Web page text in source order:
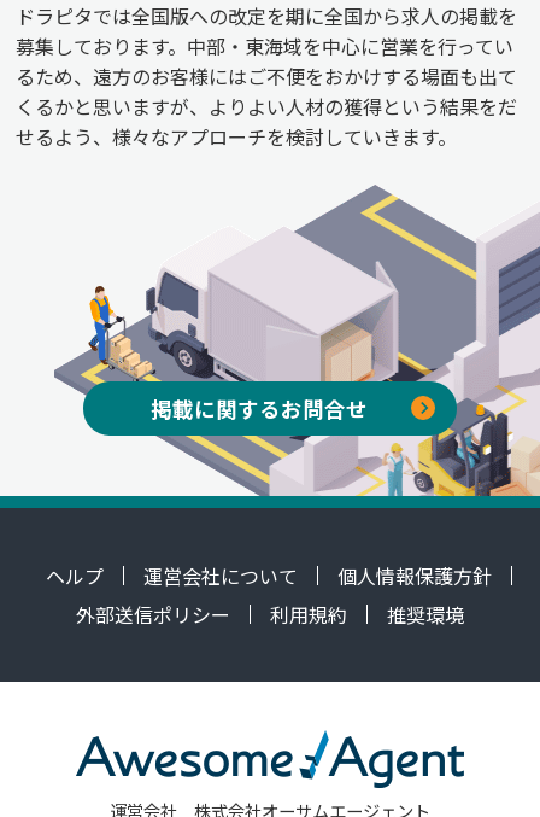
ドラピタでは全国版への改定を期に全国から求人の掲載を
募集しております。中部・東海域を中心に営業を行ってい
るため、遠方のお客様にはご不便をおかけする場面も出て
くるかと思いますが、よりよい人材の獲得という結果をだ
せるよう、様々なアプローチを検討していきます。
掲載に関するお問合せ
ヘルプ 運営会社について
個人情報保護方針
外部送信ポリシー
利用規約 推奨環境
運営会社 株式会社オーサムエージェント